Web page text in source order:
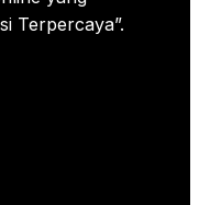
Terpercaya”.